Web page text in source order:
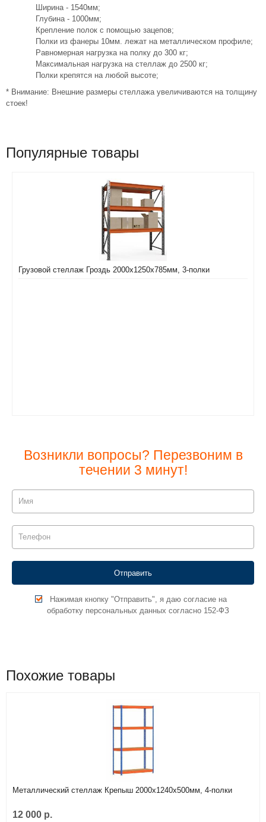
Ширина - 1540мм;
Глубина - 1000мм;
Крепление полок с помощью зацепов;
Полки из фанеры 10мм. лежат на металлическом профиле;
Равномерная нагрузка на полку до 300 кг;
Максимальная нагрузка на стеллаж до 2500 кг;
Полки крепятся на любой высоте;
* Внимание: Внешние размеры стеллажа увеличиваются на толщину
стоек!
Популярные товары
Грузовой стеллаж Гроздь 2000х1250х785мм, 3-полки
Возникли вопросы? Перезвоним в
течении 3 минут!
Нажимая кнопку "Отправить", я даю согласие на
обработку персональных данных согласно 152-ФЗ
Похожие товары
Металлический стеллаж Крепыш 2000х1240х500мм, 4-полки
12 000 р.